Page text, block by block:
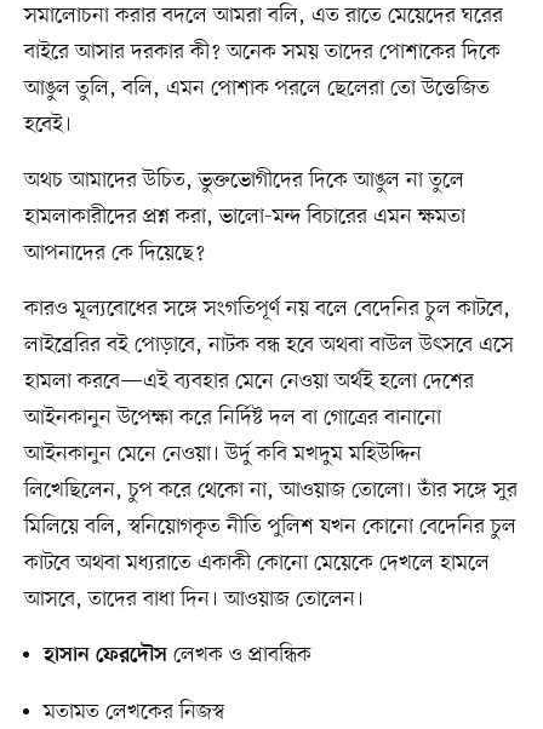
সমালোচনা করার বদলে আমরা বলি, এত রাতে মেয়েদের ঘরের
বাইরে আসার দরকার কী? অনেক সময় তাদের পোশাকের দিকে
আঙুল তুলি, বলি, এমন পোশাক পরলে ছেলেরা তো উত্তেজিত
হবেই।
অথচ আমাদের উচিত, ভুক্তভোগীদের দিকে আঙুল না তুলে
হামলাকারীদের প্রশ্ন করা, ভালো-মন্দ বিচারের এমন ক্ষমতা
আপনাদের কে দিয়েছে?
কারও মূল্যবোধের সঙ্গে সংগতিপূর্ণ নয় বলে বেদেনির চুল কাটবে,
লাইব্রেরির বই পোড়াবে, নাটক বন্ধ হবে অথবা বাউল উৎসবে এসে
হামলা করবে—এই ব্যবহার মেনে নেওয়া অর্থই হলো দেশের
আইনকানুন উপেক্ষা করে নির্দিষ্ট দল বা গোত্রের বানানো
আইনকানুন মেনে নেওয়া। উর্দু কবি মখদুম মহিউদ্দিন
লিখেছিলেন, চুপ করে থেকো না, আওয়াজ তোলো। তাঁর সঙ্গে সুর
মিলিয়ে বলি, স্বনিয়োগকৃত নীতি পুলিশ যখন কোনো বেদেনির চুল
কাটবে অথবা মধ্যরাতে একাকী কোনো মেয়েকে দেখলে হামলে
আসবে, তাদের বাধা দিন। আওয়াজ তোলেন।
হাসান ফেরদৌসলেখক ও প্রাবন্ধিক
মতামত লেখকের নিজস্ব